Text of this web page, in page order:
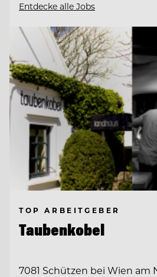
Entdecke alle Jobs
TOP ARBEITGEBER
Taubenkobel
7081 Schützen bei Wien am